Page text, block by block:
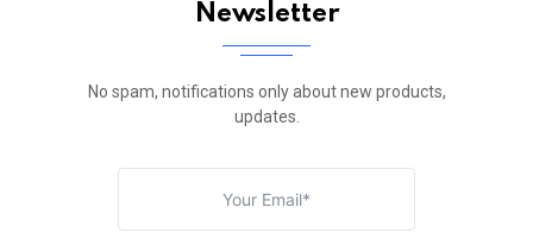
Newsletter
No spam, notifications only about new products,
updates.